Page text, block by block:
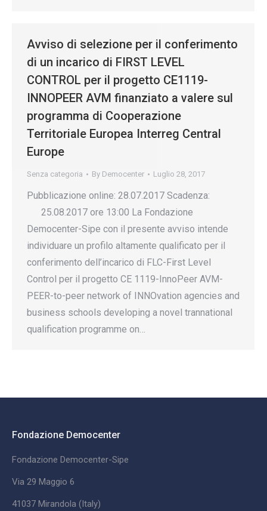
Avviso di selezione per il conferimento
di un incarico di FIRST LEVEL
CONTROL per il progetto CE1119-
INNOPEER AVM finanziato a valere sul
programma di Cooperazione
Territoriale Europea Interreg Central
Europe
Senza categoria By Democenter Luglio 28, 2017
Pubblicazione online: 28.07.2017 Scadenza:
25.08.2017 ore 13:00 La Fondazione
Democenter-Sipe con il presente avviso intende
individuare un profilo altamente qualificato per il
conferimento dell’incarico di FLC-First Level
Control per il progetto CE 1119-InnoPeer AVM-
PEER-to-peer network of INNOvation agencies and
business schools developing a novel trannational
qualification programme on…
Fondazione Democenter
Fondazione Democenter-Sipe
Via 29 Maggio 6
41037 Mirandola (Italy)